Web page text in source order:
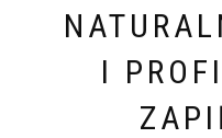
I